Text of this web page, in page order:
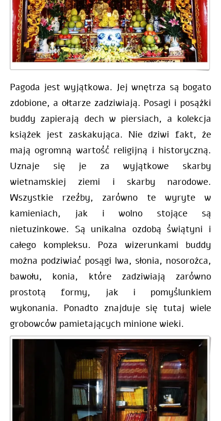
Pagoda jest wyjątkowa. Jej wnętrza są bogato
zdobione, a ołtarze zadziwiają. Posagi i posążki
buddy zapierają dech w piersiach, a kolekcja
książek jest zaskakująca. Nie dziwi fakt, że
mają ogromną wartość religijną i historyczną.
Uznaje się je za wyjątkowe skarby
wietnamskiej ziemi i skarby narodowe.
Wszystkie rzeźby, zarówno te wyryte w
kamieniach, jak i wolno stojące są
nietuzinkowe. Są unikalna ozdobą świątyni i
całego kompleksu. Poza wizerunkami buddy
można podziwiać posągi lwa, słonia, nosorożca,
bawołu, konia, które zadziwiają zarówno
prostotą formy, jak i pomyślunkiem
wykonania. Ponadto znajduje się tutaj wiele
grobowców pamietających minione wieki.